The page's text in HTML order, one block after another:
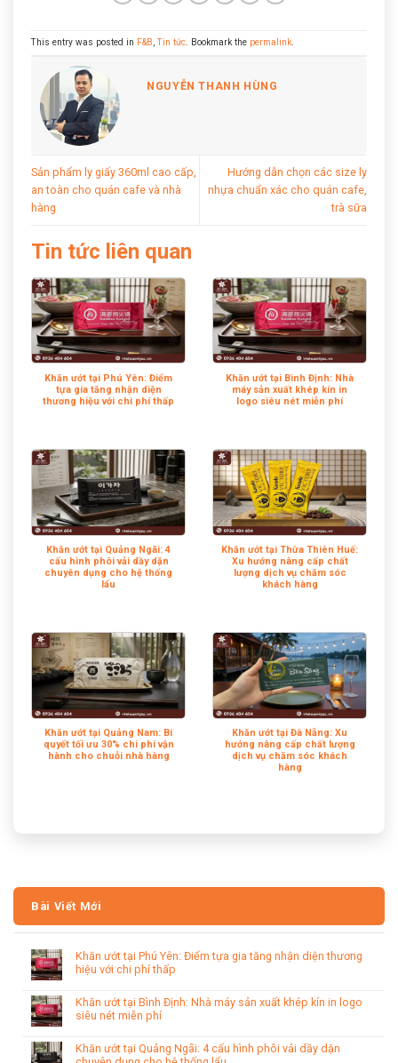
This entry was posted in F&B ,Tin tức . Bookmark the permalink
NGUYỄN THANH HÙNG
Sản phẩm ly giấy 360ml cao cấp,
an toàn cho quán cafe và nhà
hàng
Hướng dẫn chọn các size ly
nhựa chuẩn xác cho quán cafe,
trà sữa
Tin tức liên quan
Khăn ướt tại Phú Yên: Điểm
tựa gia tăng nhận diện
thương hiệu với chi phí thấp
Khăn ướt tại Bình Định: Nhà
máy sản xuất khép kín in
logo siêu nét miễn phí
Khăn ướt tại Quảng Ngãi: 4
cấu hình phôi vải dầy dặn
chuyên dụng cho hệ thống
lẩu
Khăn ướt tại Thừa Thiên Huế:
Xu hướng nâng cấp chất
lượng dịch vụ chăm sóc
khách hàng
Khăn ướt tại Quảng Nam: Bí
quyết tối ưu 30% chi phí vận
hành cho chuỗi nhà hàng
Khăn ướt tại Đà Nẵng: Xu
hướng nâng cấp chất lượng
dịch vụ chăm sóc khách
hàng
Bài Viết Mới
Khăn ướt tại Phú Yên: Điểm tựa gia tăng nhận diện thương
hiệu với chi phí thấp
Khăn ướt tại Bình Định: Nhà máy sản xuất khép kín in logo
siêu nét miễn phí
Khăn ướt tại Quảng Ngãi: 4 cấu hình phôi vải dầy dặn